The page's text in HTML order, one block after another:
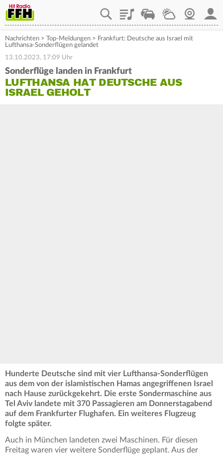
PlaylistStaupilotWetterWebcam
Nachrichten > Top-Meldungen > Frankfurt: Deutsche aus Israel mit
Lufthansa-Sonderflügen gelandet
13.10.2023, 17:09 Uhr
Sonderflüge landen in Frankfurt
LUFTHANSA HAT DEUTSCHE AUS
ISRAEL GEHOLT
Hunderte Deutsche sind mit vier Lufthansa-Sonderflügen
aus dem von der islamistischen Hamas angegriffenen Israel
nach Hause zurückgekehrt. Die erste Sondermaschine aus
Tel Aviv landete mit 370 Passagieren am Donnerstagabend
auf dem Frankfurter Flughafen. Ein weiteres Flugzeug
folgte später.
Auch in München landeten zwei Maschinen. Für diesen
Freitag waren vier weitere Sonderflüge geplant. Aus der